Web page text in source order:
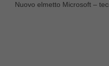
Nuovo elmetto Microsoft –